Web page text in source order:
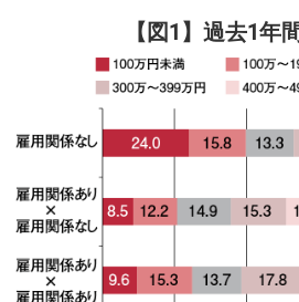
【図1】過去1年